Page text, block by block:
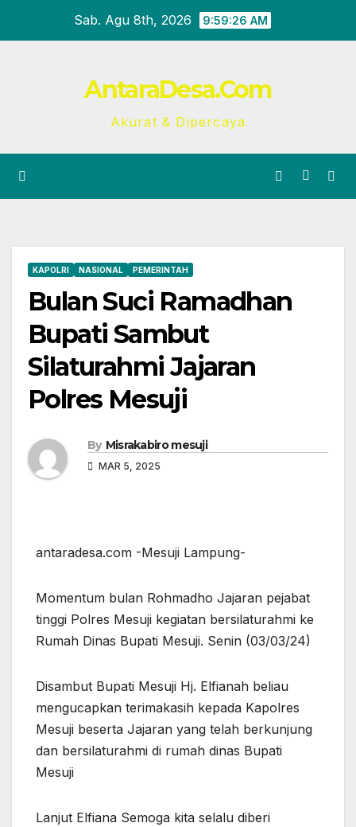
Sab. Agu 8th, 2026 9:59:26 AM
AntaraDesa.Com
Akurat & Dipercaya
KAPOLRI NASIONAL PEMERINTAH
Bulan Suci Ramadhan
Bupati Sambut
Silaturahmi Jajaran
Polres Mesuji
By Misrakabiro mesuji
MAR 5, 2025
antaradesa.com -Mesuji Lampung-
Momentum bulan Rohmadho Jajaran pejabat
tinggi Polres Mesuji kegiatan bersilaturahmi ke
Rumah Dinas Bupati Mesuji. Senin (03/03/24)
Disambut Bupati Mesuji Hj. Elfianah beliau
mengucapkan terimakasih kepada Kapolres
Mesuji beserta Jajaran yang telah berkunjung
dan bersilaturahmi di rumah dinas Bupati
Mesuji
Lanjut Elfiana Semoga kita selalu diberi